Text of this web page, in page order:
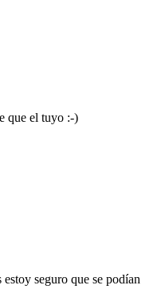
que el tuyo :-)
estoy seguro que se podían